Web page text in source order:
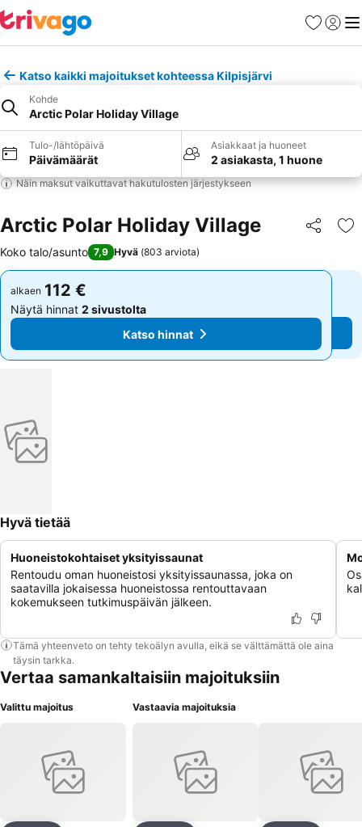
Suosikit
Katso kaikki majoitukset kohteessa Kilpisjärvi
Kohde
Arctic Polar Holiday Village
Tulo-/lähtöpäivä
Päivämäärät
Asiakkaat ja huoneet
2 asiakasta, 1 huone
Näin maksut vaikuttavat hakutulosten järjestykseen
Arctic Polar Holiday Village Jaa
Koko talo/asunto 7,9 Hyvä (803 arviota)
alkaen 112 €
Näytä hinnat 2 sivustolta
Katso hinnat
alkaen 112 €
Näytä hinnat 2 sivustolta
Katso hinnat
Hyvä tietää
Huoneistokohtaiset yksityissaunat
Rentoudu oman huoneistosi yksityissaunassa, joka on
saatavilla jokaisessa huoneistossa rentouttavaan
kokemukseen tutkimuspäivän jälkeen.
Tämä yhteenveto on tehty tekoälyn avulla, eikä se välttämättä ole aina
täysin tarkka.
Vertaa samankaltaisiin majoituksiin
Valittu majoitus Vastaavia majoituksia